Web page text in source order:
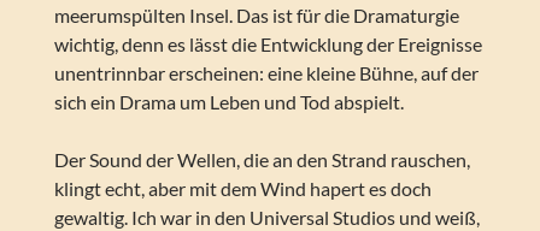
meerumspülten Insel. Das ist für die Dramaturgie
wichtig, denn es lässt die Entwicklung der Ereignisse
unentrinnbar erscheinen: eine kleine Bühne, auf der
sich ein Drama um Leben und Tod abspielt.
Der Sound der Wellen, die an den Strand rauschen,
klingt echt, aber mit dem Wind hapert es doch
gewaltig. Ich war in den Universal Studios und weiß,